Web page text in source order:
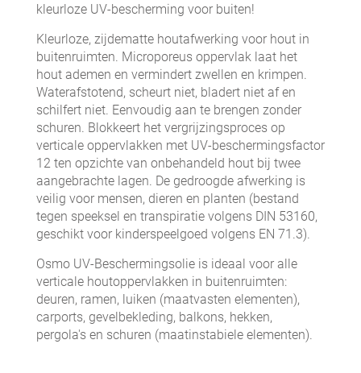
kleurloze UV-bescherming voor buiten!
Kleurloze, zijdematte houtafwerking voor hout in
buitenruimten. Microporeus oppervlak laat het
hout ademen en vermindert zwellen en krimpen.
Waterafstotend, scheurt niet, bladert niet af en
schilfert niet. Eenvoudig aan te brengen zonder
schuren. Blokkeert het vergrijzingsproces op
verticale oppervlakken met UV-beschermingsfactor
12 ten opzichte van onbehandeld hout bij twee
aangebrachte lagen. De gedroogde afwerking is
veilig voor mensen, dieren en planten (bestand
tegen speeksel en transpiratie volgens DIN 53160,
geschikt voor kinderspeelgoed volgens EN 71.3).
Osmo UV-Beschermingsolie is ideaal voor alle
verticale houtoppervlakken in buitenruimten:
deuren, ramen, luiken (maatvasten elementen),
carports, gevelbekleding, balkons, hekken,
pergola's en schuren (maatinstabiele elementen).